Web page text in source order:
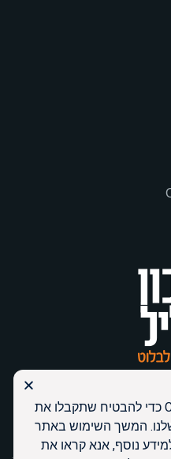
אנו משתמשים בקבצי Cookie כדי להבטיח שתקבלו את
המשך השימוש באתר
נוסף, אנא קראו את